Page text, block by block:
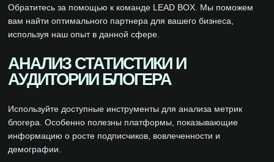
Обратитесь за помощью к команде LEAD BOX. Мы поможем
вам найти оптимального партнера для вашего бизнеса,
используя наш опыт в данной сфере.
АНАЛИЗ СТАТИСТИКИ И
АУДИТОРИИ БЛОГЕРА
Используйте доступные инструменты для анализа метрик
блогера. Особенно полезны платформы, показывающие
информацию о росте подписчиков, вовлеченности и
демографии.